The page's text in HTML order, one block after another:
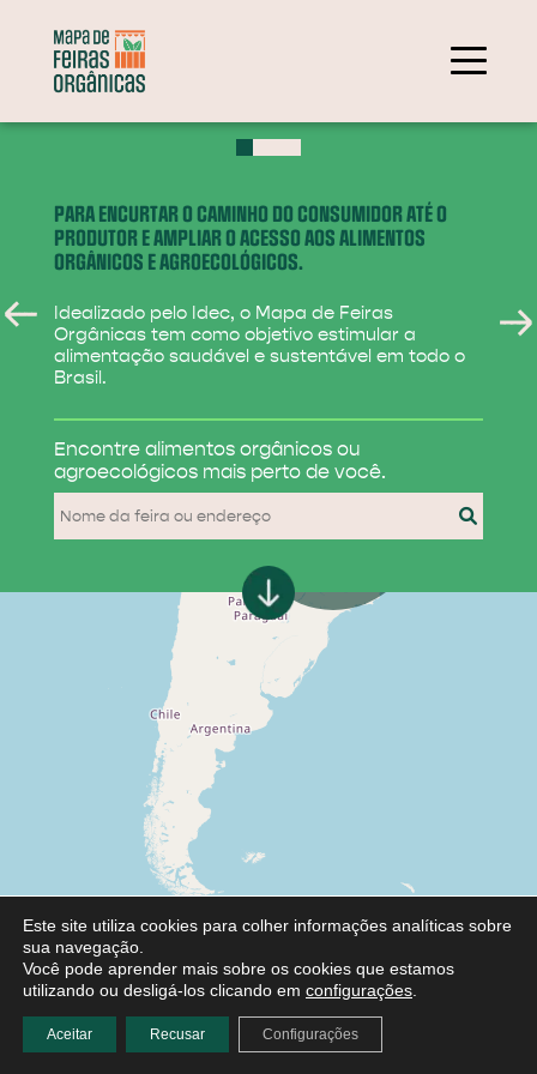
PARA ENCURTAR O CAMINHO DO CONSUMIDOR ATÉ O
PRODUTOR E AMPLIAR O ACESSO AOS ALIMENTOS
ORGÂNICOS E AGROECOLÓGICOS.
Idealizado pelo Idec, o Mapa de Feiras
Orgânicas tem como objetivo estimular a
alimentação saudável e sustentável em todo o
Brasil.
Encontre alimentos orgânicos ou
agroecológicos mais perto de você.
284
31
Este site utiliza cookies para colher informações analíticas sobre
sua navegação.
Você pode aprender mais sobre os cookies que estamos
utilizando ou desligá-los clicando em configurações
Aceitar Recusar Configurações